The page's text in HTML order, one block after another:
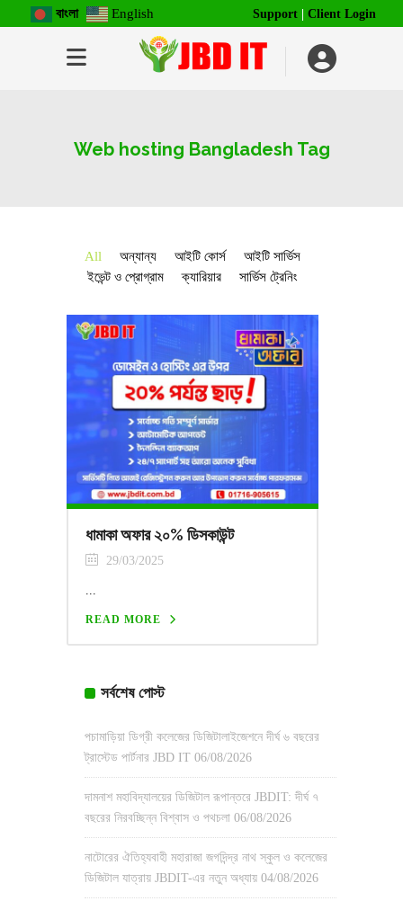
বাংলা English Support Client Login
Web hosting Bangladesh Tag
All অন্যান্য আইটি কোর্স
আইটি সার্ভিস
ইভেন্ট ও প্রোগ্রাম
ক্যারিয়ার সার্ভিস ট্রেনিং
ধামাকা অফার ২০% ডিসকাউন্ট
29/03/2025
...
READ MORE
সর্বশেষ পোস্ট
পচামাড়িয়া ডিগ্রী কলেজের ডিজিটালাইজেশনে দীর্ঘ ৬ বছরের
ট্রাস্টেড পার্টনার JBD IT 06/08/2026
দামনাশ মহাবিদ্যালয়ের ডিজিটাল রূপান্তরে JBDIT: দীর্ঘ ৭
বছরের নিরবচ্ছিন্ন বিশ্বাস ও পথচলা 06/08/2026
নাটোরের ঐতিহ্যবাহী মহারাজা জগদিন্দ্র নাথ স্কুল ও কলেজের
ডিজিটাল যাত্রায় JBDIT-এর নতুন অধ্যায় 04/08/2026